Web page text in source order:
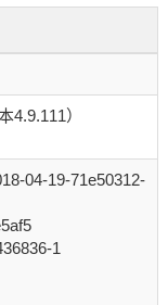
4.9.111）
04-19-71e50312-
1